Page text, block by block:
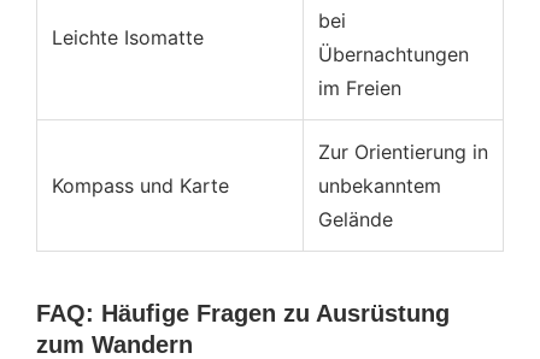
Leichte Isomatte
bei
Übernachtungen
im Freien
Kompass und Karte
Zur Orientierung in
unbekanntem
Gelände
FAQ: Häufige Fragen zu Ausrüstung
zum Wandern